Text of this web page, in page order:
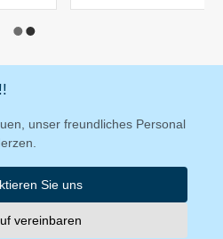
unser freundliches Personal
Sie uns
vereinbaren